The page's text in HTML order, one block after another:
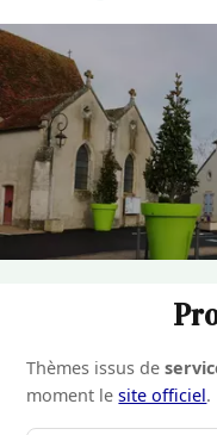
Thèmes issus de
moment lesite officiel.